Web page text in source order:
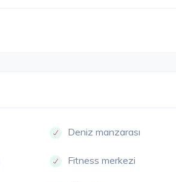
Deniz manzarası
Fitness merkezi